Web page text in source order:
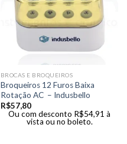
BROCAS E BROQUEIROS
Broqueiros 12 Furos Baixa
Rotação AC – Indusbello
R$57,80
Ou com desconto R$54,91 à
vista ou no boleto.